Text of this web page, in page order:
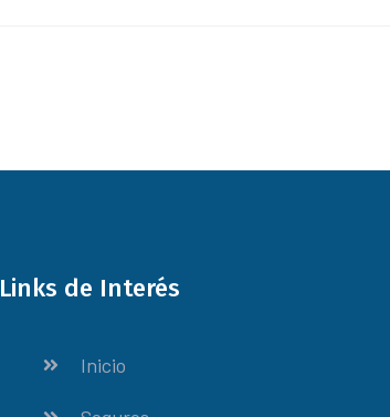
Links de Interés
Inicio